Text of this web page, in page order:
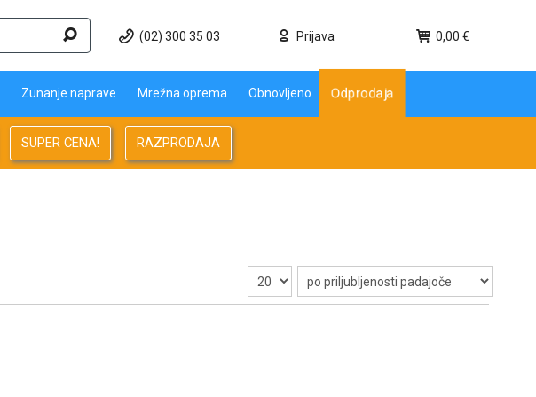
(02) 300 35 03 Prijava 0,00 €
Zunanje naprave Mrežna oprema Obnovljeno Odprodaja
SUPER CENA! RAZPRODAJA